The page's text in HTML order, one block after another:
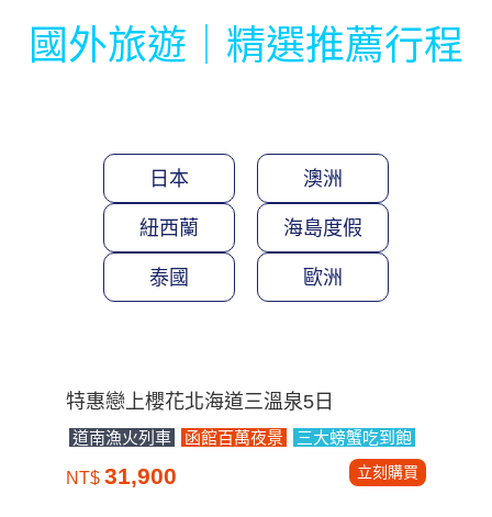
國外旅遊｜精選推薦行程
日本 澳洲
紐西蘭 海島度假
泰國 歐洲
特惠戀上櫻花北海道三溫泉5日
道南漁火列車 函館百萬夜景 三大螃蟹吃到飽
NT$ 31,900 立刻購買